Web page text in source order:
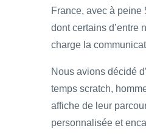
France, avec à peine
dont certains d’entre
charge la
Nous avions décidé
temps scratch,
affiche de leur
personnalisée et